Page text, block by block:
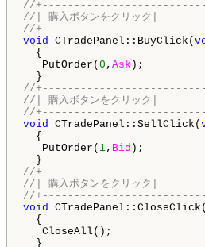
//
//| 購入ボタンをクリック|
//
void CTradePanel::BuyClick(
{
PutOrder( 0 , Ask );
//
//| 購入ボタンをクリック|
//
void CTradePanel::SellClick(
{
PutOrder( 1, Bid );
//
//| 購入ボタンをクリック|
//
void CTradePanel::CloseClick(
{
CloseAll();